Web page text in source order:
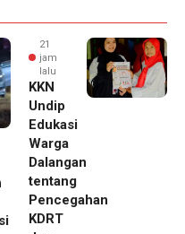
21
jam
lalu
KKN
Undip
Edukasi
Warga
Dalangan
tentang
Pencegahan
KDRT